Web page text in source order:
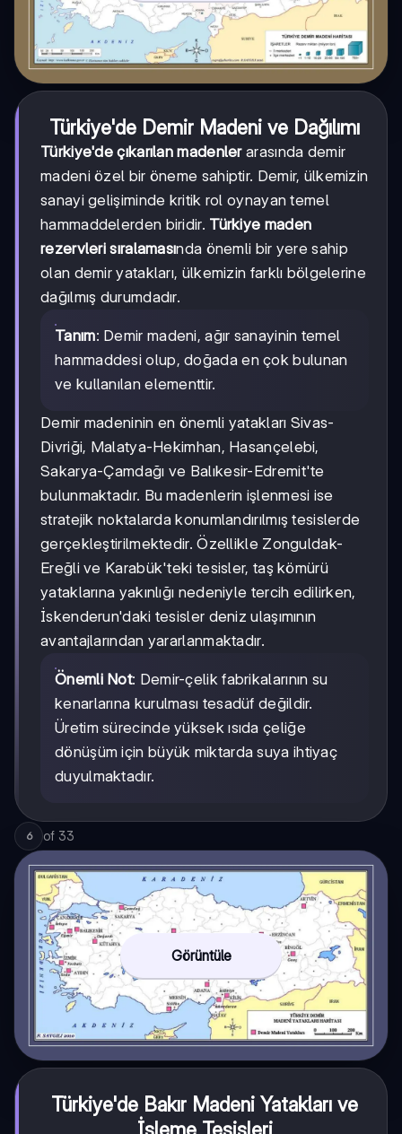
Türkiye'de Demir Madeni ve Dağılımı
Türkiye'de çıkarılan madenlerarasında demir
madeni özel bir öneme sahiptir. Demir, ülkemizin
sanayi gelişiminde kritik rol oynayan temel
hammaddelerden biridir. Türkiye maden
rezervleri sıralamasında önemli bir yere sahip
olan demir yatakları, ülkemizin farklı bölgelerine
dağılmış durumdadır.
Tanım: Demir madeni, ağır sanayinin temel
hammaddesi olup, doğada en çok bulunan
ve kullanılan elementtir.
Demir madeninin en önemli yatakları Sivas-
Divriği, Malatya-Hekimhan, Hasançelebi,
Sakarya-Çamdağı ve Balıkesir-Edremit'te
bulunmaktadır. Bu madenlerin işlenmesi ise
stratejik noktalarda konumlandırılmış tesislerde
gerçekleştirilmektedir. Özellikle Zonguldak-
Ereğli ve Karabük'teki tesisler, taş kömürü
yataklarına yakınlığı nedeniyle tercih edilirken,
İskenderun'daki tesisler deniz ulaşımının
avantajlarından yararlanmaktadır.
Önemli Not: Demir-çelik fabrikalarının su
kenarlarına kurulması tesadüf değildir.
Üretim sürecinde yüksek ısıda çeliğe
dönüşüm için büyük miktarda suya ihtiyaç
duyulmaktadır.
6 of 33
Görüntüle
Türkiye'de Bakır Madeni Yatakları ve